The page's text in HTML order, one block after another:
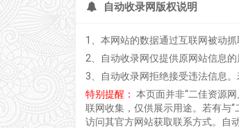
自动收录网版权说明
1、本网站的数据通过互联网被动
2、自动收录网仅提供原网站信息
3、自动收录网拒绝接受违法信息
特别提醒： 本页面并非“二佳资源
联网收集，仅供展示用途。若有与
访问其官方网站获取联系方式。自